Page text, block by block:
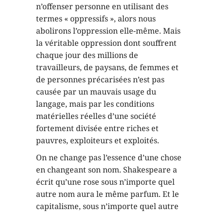
n’offenser personne en utilisant des
termes « oppressifs », alors nous
abolirons l’oppression elle-même. Mais
la véritable oppression dont souffrent
chaque jour des millions de
travailleurs, de paysans, de femmes et
de personnes précarisées n’est pas
causée par un mauvais usage du
langage, mais par les conditions
matérielles réelles d’une société
fortement divisée entre riches et
pauvres, exploiteurs et exploités.
On ne change pas l’essence d’une chose
en changeant son nom. Shakespeare a
écrit qu’une rose sous n’importe quel
autre nom aura le même parfum. Et le
capitalisme, sous n’importe quel autre